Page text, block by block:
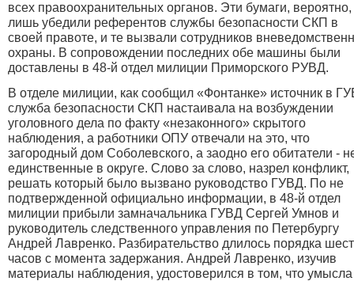
всех правоохранительных органов. Эти бумаги, вероятно,
лишь убедили референтов службы безопасности СКП в
своей правоте, и те вызвали сотрудников
охраны. В сопровождении последних обе машины были
доставлены в 48-й отдел милиции Приморского РУВД.
В отделе милиции, как сообщил «Фонтанке» источник в
служба безопасности СКП настаивала на возбуждении
уголовного дела по факту «незаконного» скрытого
наблюдения, а работники ОПУ отвечали на это, что
загородный дом Соболевского, а заодно его обитатели -
единственные в округе. Слово за слово, назрел конфликт,
решать который было вызвано руководство ГУВД. По не
подтвержденной официально информации, в 48-й отдел
милиции прибыли замначальника ГУВД Сергей Умнов и
руководитель следственного управления по Петербургу
Андрей Лавренко. Разбирательство длилось порядка
часов с момента задержания. Андрей Лавренко, изучив
материалы наблюдения, удостоверился в том, что